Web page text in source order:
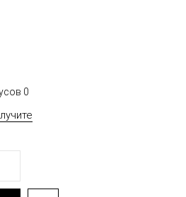
0